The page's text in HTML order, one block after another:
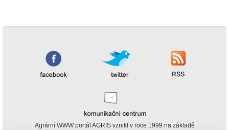
Agrární WWW portál AGRIS vznikl v roce 1999 na základě